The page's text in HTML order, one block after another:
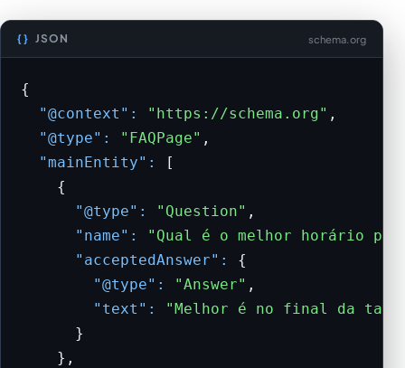
JSON schema.org
{
"@context":
"https://schema.org" ,
"@type":
"FAQPage" ,
"mainEntity":
[
    {
"@type":
"Question" ,
"name":
"Qual é o melhor horário
"acceptedAnswer":
{
"@type":
"Answer" ,
"text":
"Melhor é no final da
      }
    },